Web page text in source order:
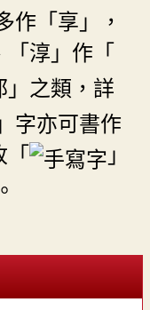
作「享」，
「淳」作「
」之類，詳
字亦可書作
」